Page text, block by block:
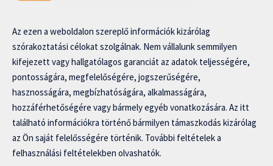
Az ezen a weboldalon szereplő információk kizárólag
szórakoztatási célokat szolgálnak. Nem vállalunk semmilyen
kifejezett vagy hallgatólagos garanciát az adatok teljességére,
pontosságára, megfelelőségére, jogszerűségére,
hasznosságára, megbízhatóságára, alkalmasságára,
hozzáférhetőségére vagy bármely egyéb vonatkozására. Az itt
található információkra történő bármilyen támaszkodás kizárólag
az Ön saját felelősségére történik. További feltételek a
felhasználási feltételekben olvashatók.